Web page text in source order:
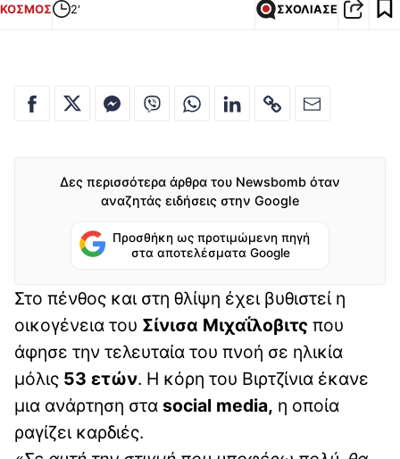
ΚΟΣΜΟΣ 2' ΣΧΟΛΙΑΣΕ
Δες περισσότερα άρθρα του Newsbomb όταν
αναζητάς ειδήσεις στην Google
Προσθήκη ως προτιμώμενη πηγή
στα αποτελέσματα Google
Στο πένθος και στη θλίψη έχει βυθιστεί η
οικογένεια του Σίνισα Μιχαΐλοβιτς που
άφησε την τελευταία του πνοή σε ηλικία
μόλις 53 ετών. Η κόρη του Βιρτζίνια έκανε
μια ανάρτηση στα social media, η οποία
ραγίζει καρδιές.